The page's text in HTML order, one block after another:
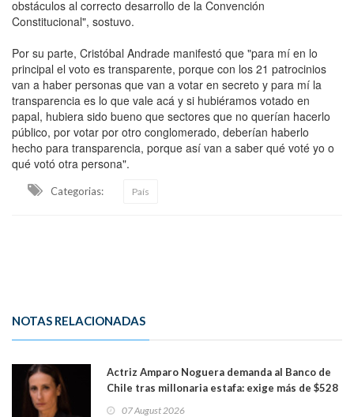
obstáculos al correcto desarrollo de la Convención
Constitucional", sostuvo.
Por su parte, Cristóbal Andrade manifestó que "para mí en lo
principal el voto es transparente, porque con los 21 patrocinios
van a haber personas que van a votar en secreto y para mí la
transparencia es lo que vale acá y si hubiéramos votado en
papal, hubiera sido bueno que sectores que no querían hacerlo
público, por votar por otro conglomerado, deberían haberlo
hecho para transparencia, porque así van a saber qué voté yo o
qué votó otra persona".
Categorias: País
NOTAS RELACIONADAS
Actriz Amparo Noguera demanda al Banco de
Chile tras millonaria estafa: exige más de $528
07 August 2026